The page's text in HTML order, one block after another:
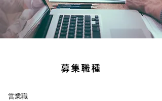
募集職種
営業職